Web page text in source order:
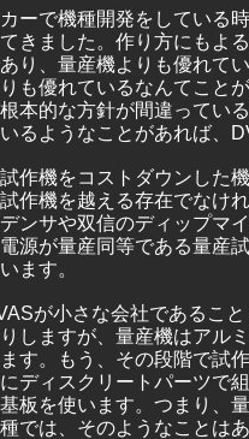
ーで機種開発をしている
きました。作り方にもよ
り、量産機よりも優れて
も優れているなんてこと
本的な方針が間違ってい
るようなことがあれば、
作機をコストダウンした
作機を越える存在でなけ
ンサや双信のディップマ
源が量産同等である量産
ます。
が小さな会社であるこ
しますが、量産機はアル
す。もう、その段階で試
ディスクリートパーツで
基板を使います。つまり、
では、そのようなことは